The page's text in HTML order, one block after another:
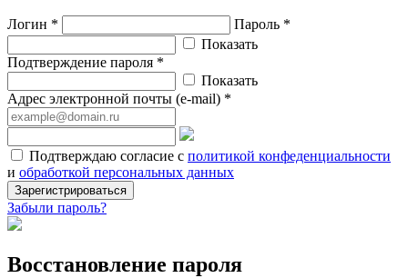
Логин *
Пароль *
Показать
Подтверждение пароля *
Показать
Адрес электронной почты (e-mail) *
Подтверждаю согласие с политикой конфеденциальности
и обработкой персональных данных
Зарегистрироваться
Забыли пароль?
Восстановление пароля